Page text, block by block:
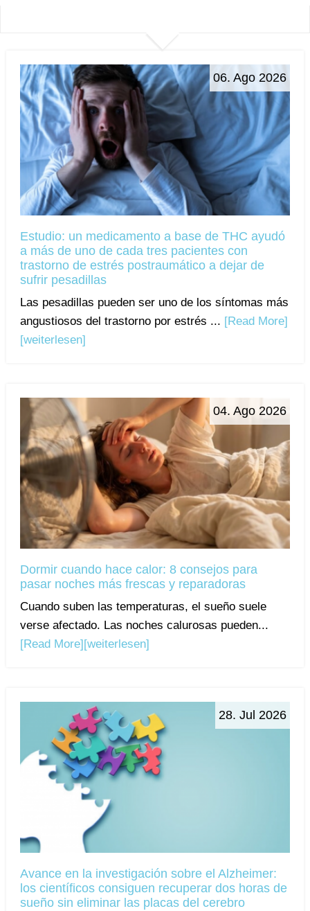
06. Ago 2026
Estudio: un medicamento a base de THC ayudó
a más de uno de cada tres pacientes con
trastorno de estrés postraumático a dejar de
sufrir pesadillas
Las pesadillas pueden ser uno de los síntomas más
angustiosos del trastorno por estrés ... [Read More]
[weiterlesen]
04. Ago 2026
Dormir cuando hace calor: 8 consejos para
pasar noches más frescas y reparadoras
Cuando suben las temperaturas, el sueño suele
verse afectado. Las noches calurosas pueden...
[Read More] [weiterlesen]
28. Jul 2026
Avance en la investigación sobre el Alzheimer:
los científicos consiguen recuperar dos horas de
sueño sin eliminar las placas del cerebro